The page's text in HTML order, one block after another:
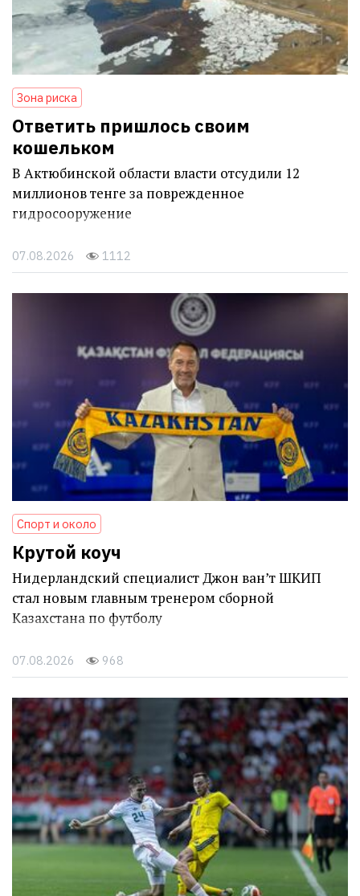
Зона риска
Ответить пришлось своим
кошельком
В Актюбинской области власти отсудили 12
миллионов тенге за поврежденное
гидросооружение
07.08.2026 1112
Спорт и около
Крутой коуч
Нидерландский специалист Джон ван’т ШКИП
стал новым главным тренером сборной
Казахстана по футболу
07.08.2026 968